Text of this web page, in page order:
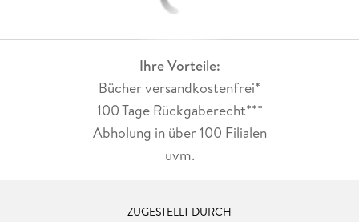
Ihre Vorteile:
Bücher versandkostenfrei*
100 Tage Rückgaberecht***
Abholung in über 100 Filialen
uvm.
ZUGESTELLT DURCH